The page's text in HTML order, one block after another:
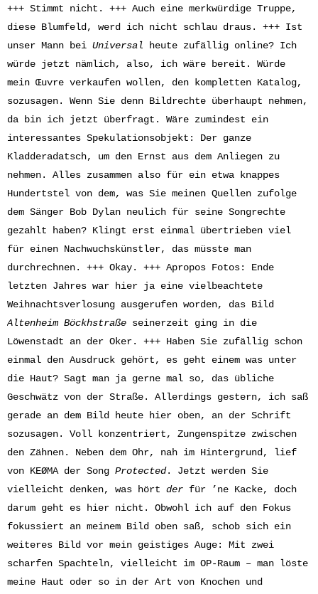
+++ Stimmt nicht. +++ Auch eine merkwürdige Truppe,
diese Blumfeld, werd ich nicht schlau draus. +++ Ist
unser Mann bei Universal heute zufällig online? Ich
würde jetzt nämlich, also, ich wäre bereit. Würde
mein Œuvre verkaufen wollen, den kompletten Katalog,
sozusagen. Wenn Sie denn Bildrechte überhaupt nehmen,
da bin ich jetzt überfragt. Wäre zumindest ein
interessantes Spekulationsobjekt: Der ganze
Kladderadatsch, um den Ernst aus dem Anliegen zu
nehmen. Alles zusammen also für ein etwa knappes
Hundertstel von dem, was Sie meinen Quellen zufolge
dem Sänger Bob Dylan neulich für seine Songrechte
gezahlt haben? Klingt erst einmal übertrieben viel
für einen Nachwuchskünstler, das müsste man
durchrechnen. +++ Okay. +++ Apropos Fotos: Ende
letzten Jahres war hier ja eine vielbeachtete
Weihnachtsverlosung ausgerufen worden, das Bild
Altenheim Böckhstraße seinerzeit ging in die
Löwenstadt an der Oker. +++ Haben Sie zufällig schon
einmal den Ausdruck gehört, es geht einem was unter
die Haut? Sagt man ja gerne mal so, das übliche
Geschwätz von der Straße. Allerdings gestern, ich saß
gerade an dem Bild heute hier oben, an der Schrift
sozusagen. Voll konzentriert, Zungenspitze zwischen
den Zähnen. Neben dem Ohr, nah im Hintergrund, lief
von KEØMA der Song Protected. Jetzt werden Sie
vielleicht denken, was hört der für ’ne Kacke, doch
darum geht es hier nicht. Obwohl ich auf den Fokus
fokussiert an meinem Bild oben saß, schob sich ein
weiteres Bild vor mein geistiges Auge: Mit zwei
scharfen Spachteln, vielleicht im OP-Raum – man löste
meine Haut oder so in der Art von Knochen und